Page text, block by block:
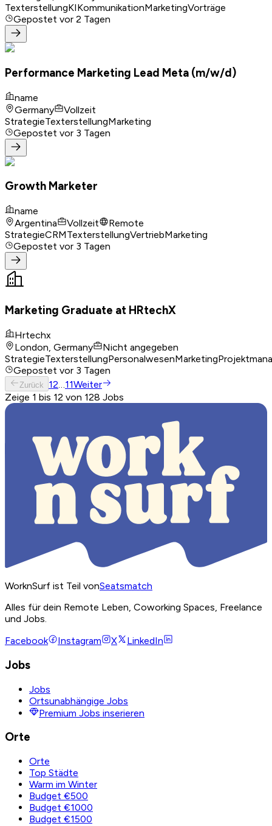
TexterstellungKIKommunikationMarketingVorträge
Gepostet vor 2 Tagen
Performance Marketing Lead Meta (m/w/d)
name
Germany
Vollzeit
StrategieTexterstellungMarketing
Gepostet vor 3 Tagen
Growth Marketer
name
Argentina
Vollzeit
Remote
StrategieCRMTexterstellungVertriebMarketing
Gepostet vor 3 Tagen
Marketing Graduate at HRtechX
Hrtechx
London, Germany
Nicht angegeben
StrategieTexterstellungPersonalwesenMarketing
Gepostet vor 3 Tagen
Zurück 12 11Weiter
Zeige 1 bis 12 von 128 Jobs
WorknSurf ist Teil vonSeatsmatch
Alles für dein Remote Leben, Coworking Spaces, Freelance
und Jobs.
Facebook
Instagram X LinkedIn
Jobs
Jobs
Ortsunabhängige Jobs
Premium Jobs inserieren
Orte
Orte
Top Städte
Warm im Winter
Budget €500
Budget €1000
Budget €1500